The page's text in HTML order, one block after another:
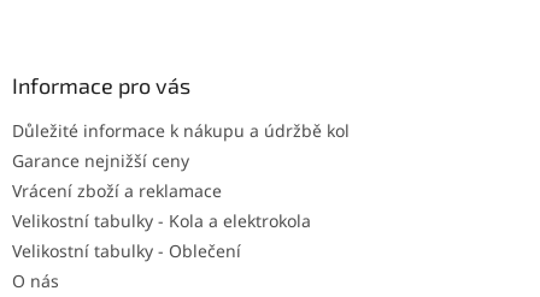
Informace pro vás
Důležité informace k nákupu a údržbě kol
Garance nejnižší ceny
Vrácení zboží a reklamace
Velikostní tabulky - Kola a elektrokola
Velikostní tabulky - Oblečení
O nás